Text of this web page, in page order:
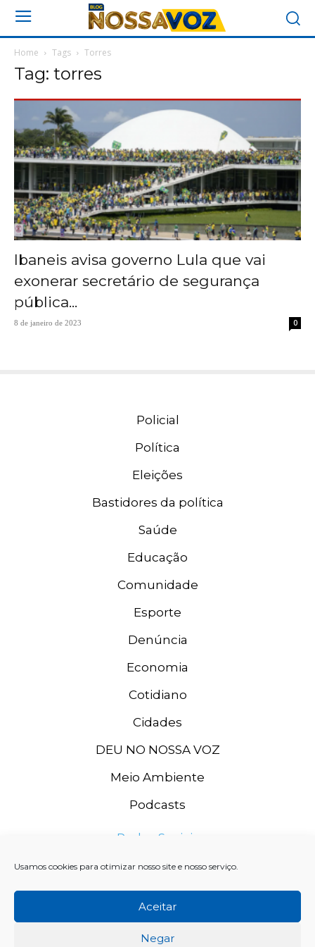
Usamos cookies para otimizar nosso site e nosso serviço.
Aceitar
Negar
Home Tags Torres
Tag: torres
Ibaneis avisa governo Lula que vai
exonerar secretário de segurança
pública...
8 de janeiro de 2023 0
Policial
Política
Eleições
Bastidores da política
Saúde
Educação
Comunidade
Esporte
Denúncia
Economia
Cotidiano
Cidades
DEU NO NOSSA VOZ
Meio Ambiente
Podcasts
Redes Sociais